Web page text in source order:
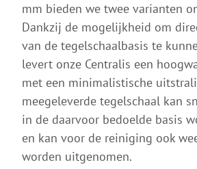
mm bieden we twee varianten
Dankzij de mogelijkheid om
van de tegelschaalbasis te
levert onze Centralis een
met een minimalistische
meegeleverde tegelschaal kan
in de daarvoor bedoelde basis
en kan voor de reiniging ook
worden uitgenomen.